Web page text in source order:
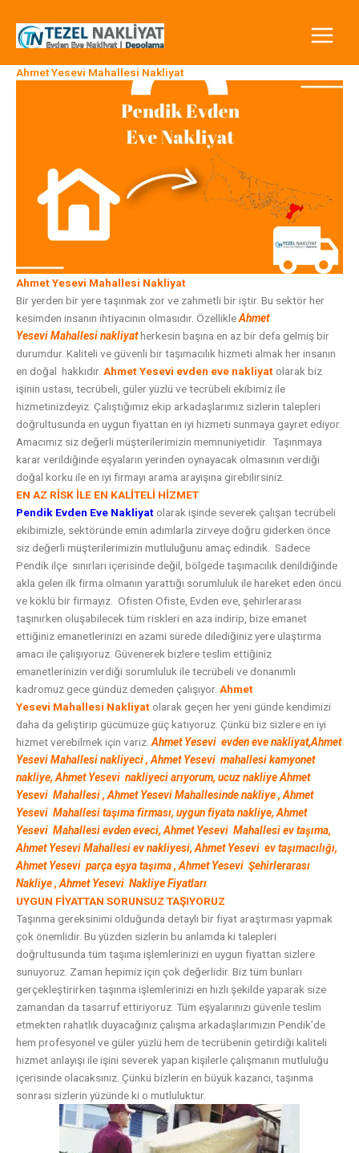
atla
Ahmet Yesevi Mahallesi Nakliyat
Ahmet Yesevi Mahallesi Nakliyat
Bir yerden bir yere taşınmak zor ve zahmetli bir iştir. Bu sektör her
kesimden insanın ihtiyacının olmasıdır. ÖzellikleAhmet
YeseviMahallesi nakliyatherkesin başına en az bir defa gelmiş bir
durumdur. Kaliteli ve güvenli bir taşımacılık hizmeti almak her insanın
en doğal hakkıdır. Ahmet Yesevi evden eve nakliyatolarak biz
işinin ustası, tecrübeli, güler yüzlü ve tecrübeli ekibimiz ile
hizmetinizdeyiz. Çalıştığımız ekip arkadaşlarımız sizlerin talepleri
doğrultusunda en uygun fiyattan en iyi hizmeti sunmaya gayret ediyor.
Amacımız siz değerli müşterilerimizin memnuniyetidir. Taşınmaya
karar verildiğinde eşyaların yerinden oynayacak olmasının verdiği
doğal korku ile en iyi firmayı arama arayışına girebilirsiniz.
EN AZ RİSK İLE EN KALİTELİ HİZMET
Pendik Evden Eve Nakliyatolarak işinde severek çalışan tecrübeli
ekibimizle, sektöründe emin adımlarla zirveye doğru giderken önce
siz değerli müşterilerimizin mutluluğunu amaç edindik. Sadece
Pendik ilçe sınırları içerisinde değil, bölgede taşımacılık denildiğinde
akla gelen ilk firma olmanın yarattığı sorumluluk ile hareket eden öncü
ve köklü bir firmayız. Ofisten Ofiste, Evden eve, şehirlerarası
taşınırken oluşabilecek tüm riskleri en aza indirip, bize emanet
ettiğiniz emanetlerinizi en azami sürede dilediğiniz yere ulaştırma
amacı ile çalışıyoruz. Güvenerek bizlere teslim ettiğiniz
emanetlerinizin verdiği sorumluluk ile tecrübeli ve donanımlı
kadromuz gece gündüz demeden çalışıyor. Ahmet
Yesevi Mahallesi Nakliyatolarak geçen her yeni günde kendimizi
daha da geliştirip gücümüze güç katıyoruz. Çünkü biz sizlere en iyi
hizmet verebilmek için varız.Ahmet Yesevi evden eve nakliyat,Ahmet
Yesevi Mahallesi nakliyeci , Ahmet Yesevi mahallesi kamyonet
nakliye, Ahmet Yesevi nakliyeci arıyorum, ucuz nakliye Ahmet
Yesevi Mahallesi , Ahmet Yesevi Mahallesinde nakliye , Ahmet
Yesevi Mahallesitaşıma firması, uygun fiyata nakliye, Ahmet
Yesevi Mahallesi evden eveci, Ahmet Yesevi Mahallesi ev taşıma,
Ahmet Yesevi Mahallesi ev nakliyesi, Ahmet Yesevi ev taşımacılığı,
Ahmet Yesevi parça eşya taşıma , Ahmet Yesevi Şehirlerarası
Nakliye , Ahmet Yesevi Nakliye Fiyatları
UYGUN FİYATTAN SORUNSUZ TAŞIYORUZ
Taşınma gereksinimi olduğunda detaylı bir fiyat araştırması yapmak
çok önemlidir. Bu yüzden sizlerin bu anlamda ki talepleri
doğrultusunda tüm taşıma işlemlerinizi en uygun fiyattan sizlere
sunuyoruz. Zaman hepimiz için çok değerlidir. Biz tüm bunları
gerçekleştirirken taşınma işlemlerinizi en hızlı şekilde yaparak size
zamandan da tasarruf ettiriyoruz. Tüm eşyalarınızı güvenle teslim
etmekten rahatlık duyacağınız çalışma arkadaşlarımızın Pendik’de
hem profesyonel ve güler yüzlü hem de tecrübenin getirdiği kaliteli
hizmet anlayışı ile işini severek yapan kişilerle çalışmanın mutluluğu
içerisinde olacaksınız. Çünkü bizlerin en büyük kazancı, taşınma
sonrası sizlerin yüzünde ki o mutluluktur.